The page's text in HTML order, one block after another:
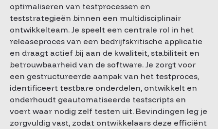
optimaliseren van testprocessen en
teststrategieën binnen een multidisciplinair
ontwikkelteam. Je speelt een centrale rol in het
releaseproces van een bedrijfskritische applicatie
en draagt actief bij aan de kwaliteit, stabiliteit en
betrouwbaarheid van de software. Je zorgt voor
een gestructureerde aanpak van het testproces,
identificeert testbare onderdelen, ontwikkelt en
onderhoudt geautomatiseerde testscripts en
voert waar nodig zelf testen uit. Bevindingen leg je
zorgvuldig vast, zodat ontwikkelaars deze efficiënt